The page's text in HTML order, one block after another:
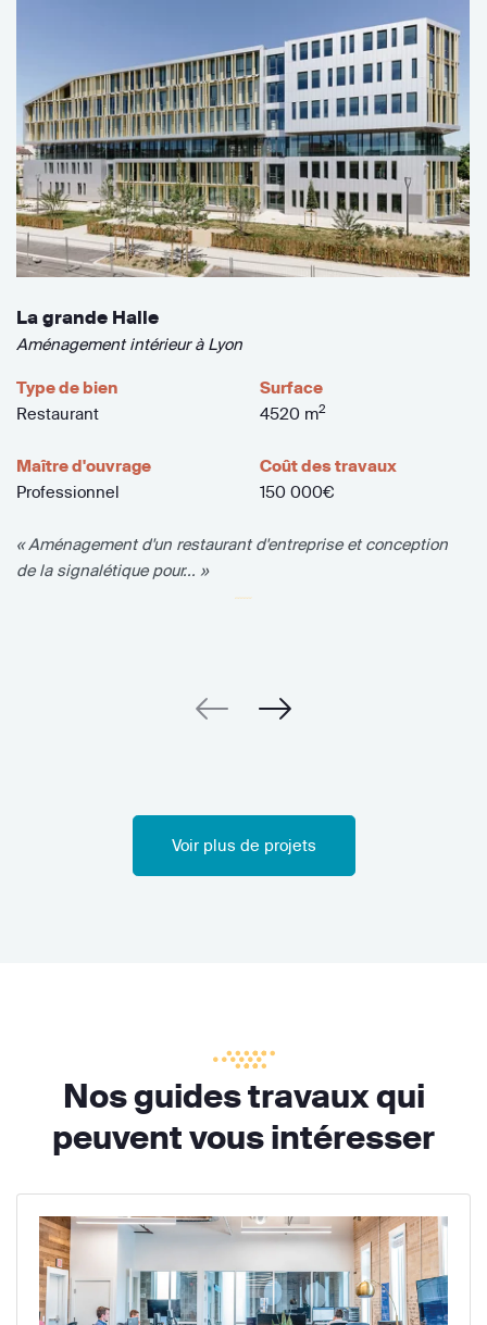
La grande Halle
Aménagement intérieur à Lyon
Type de bien
Restaurant
Surface
4520 m2
Maître d'ouvrage
Professionnel
Coût des travaux
150 000€
« Aménagement d'un restaurant d'entreprise et conception
de la signalétique pour... »
Voir plus de projets
Nos guides travaux qui
peuvent vous intéresser